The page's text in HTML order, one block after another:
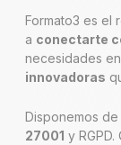
Formato3 es el
a conectarte
necesidades en
innovadoras
Disponemos
27001 y